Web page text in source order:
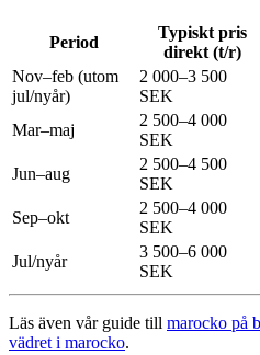
Period
Typiskt pris
direkt (t/r)
Nov–feb (utom
jul/nyår)
2 000–3 500
SEK
Mar–maj
2 500–4 000
SEK
Jun–aug
2 500–4 500
SEK
Sep–okt
2 500–4 000
SEK
Jul/nyår
3 500–6 000
SEK
Läs även vår guide till marocko på
vädret i marocko.